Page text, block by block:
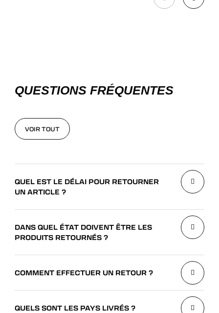
QUESTIONS FRÉQUENTES
VOIR TOUT
QUEL EST LE DÉLAI POUR RETOURNER
UN ARTICLE ?
DANS QUEL ÉTAT DOIVENT ÊTRE LES
PRODUITS RETOURNÉS ?
COMMENT EFFECTUER UN RETOUR ?
QUELS SONT LES PAYS LIVRÉS ?